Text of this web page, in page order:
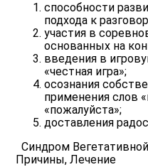
способности
подхода к
участия в
основанных на
введения в
«честная игра»;
осознания
применения слов
«пожалуйста»;
доставления
Синдром
Причины, Лечение